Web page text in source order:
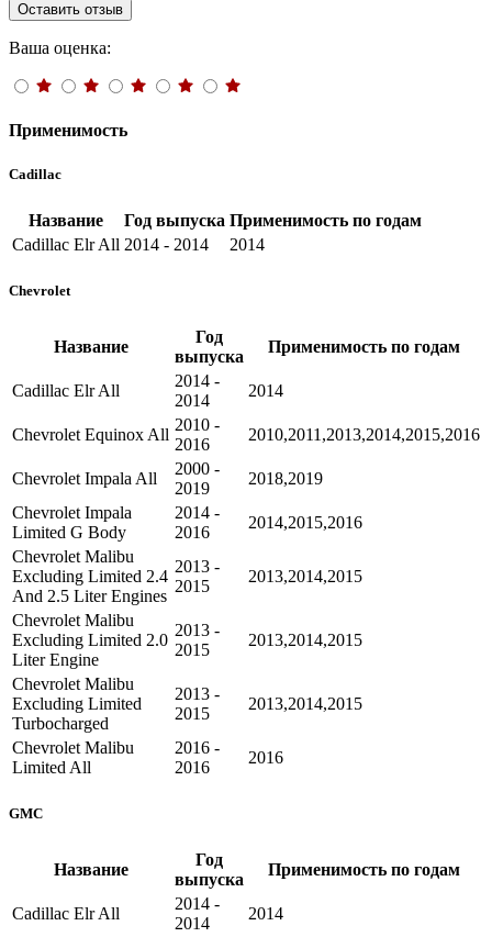
Оставить отзыв
Ваша оценка:
Применимость
Cadillac
Название Год выпуска Применимость по годам
Cadillac Elr All 2014 - 2014 2014
Chevrolet
Название
Год
выпуска
Применимость по годам
Cadillac Elr All
2014 -
2014
2014
Chevrolet Equinox All
2010 -
2016
2010,2011,2013,2014,2015,2016
Chevrolet Impala All
2000 -
2019
2018,2019
Chevrolet Impala
Limited G Body
2014 -
2016
2014,2015,2016
Chevrolet Malibu
Excluding Limited 2.4
And 2.5 Liter Engines
2013 -
2015
2013,2014,2015
Chevrolet Malibu
Excluding Limited 2.0
Liter Engine
2013 -
2015
2013,2014,2015
Chevrolet Malibu
Excluding Limited
Turbocharged
2013 -
2015
2013,2014,2015
Chevrolet Malibu
Limited All
2016 -
2016
2016
GMC
Название
Год
выпуска
Применимость по годам
Cadillac Elr All
2014 -
2014
2014